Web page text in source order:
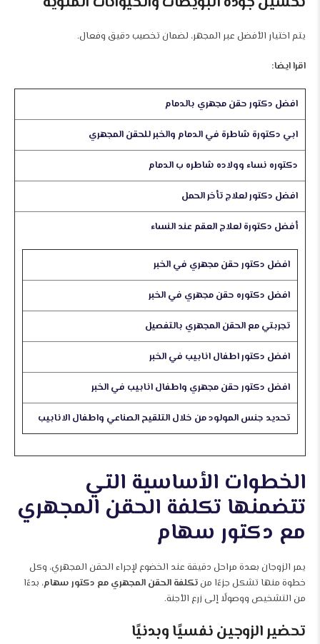
يتم اختيار الأفضل عبر المجهر، لضمان تخصيب دقيق وفعال.
اقرا ايضا:
افضل دكتور حقن مجهري بالدمام
ابي دكتورة شاطرة في الدمام والخبر للحقن المجهري
دكتوره نساء وولاده شاطره ب الدمام
افضل دكتور لعلاج تأخر الحمل
أفضل دكتورة لعلاج العقم عند النساء
افضل دكتور حقن مجهري في الخبر
افضل دكتوره حقن مجهري في الخبر
تجربتي مع الحقن المجهري بالتفصيل
افضل دكتور اطفال انابيب في الخبر
افضل دكتور حقن مجهري واطفال انابيب في الخبر
تحديد جنس المولود من خلال التلقيح الصناعي واطفال الانابيب
الخطوات الأساسية التي
تتضمنها تكلفة الحقن المجهري
مع دكتور سهام
يمر الزوجان بعدة مراحل دقيقة عند الخضوع لإجراء الحقن المجهري، وكل
خطوة منها تشكل جزءًا منتكلفة الحقن المجهري مع دكتور سهام، بدءًا
من التشخيص ووصولًا إلى زرع الأجنة.
تحضير الزوجين نفسيًا وبدنيًا